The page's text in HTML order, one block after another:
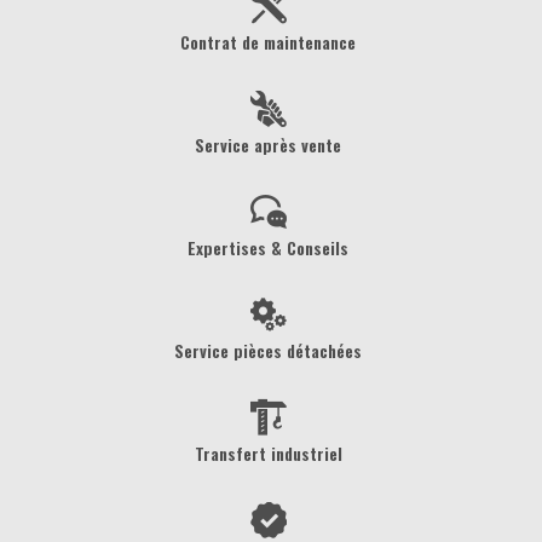
Contrat de maintenance
Service après vente
Expertises & Conseils
Service pièces détachées
Transfert industriel